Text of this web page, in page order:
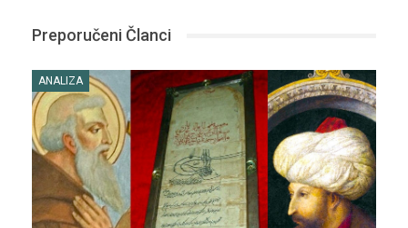
Preporučeni Članci
ANALIZA